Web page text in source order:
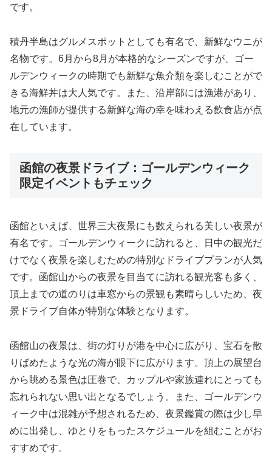
です。
積丹半島はグルメスポットとしても有名で、新鮮なウニが
名物です。6月から8月が本格的なシーズンですが、ゴー
ルデンウィークの時期でも新鮮な魚介類を楽しむことがで
きる海鮮丼は大人気です。また、沿岸部には漁港があり、
地元の漁師が提供する新鮮な海の幸を味わえる飲食店が点
在しています。
函館の夜景ドライブ：ゴールデンウィーク
限定イベントもチェック
函館といえば、世界三大夜景にも数えられる美しい夜景が
有名です。ゴールデンウィークに訪れると、日中の観光だ
けでなく夜景を楽しむための特別なドライブプランが人気
です。函館山からの夜景を目当てに訪れる観光客も多く、
頂上までの道のりは車窓からの景観も素晴らしいため、夜
景ドライブ自体が特別な体験となります。
函館山の夜景は、街の灯りが港を中心に広がり、宝石を散
りばめたような光の海が眼下に広がります。頂上の展望台
から眺める景色は圧巻で、カップルや家族連れにとっても
忘れられない思い出となるでしょう。また、ゴールデンウ
ィーク中は混雑が予想されるため、夜景鑑賞の際は少し早
めに出発し、ゆとりをもったスケジュールを組むことがお
すすめです。